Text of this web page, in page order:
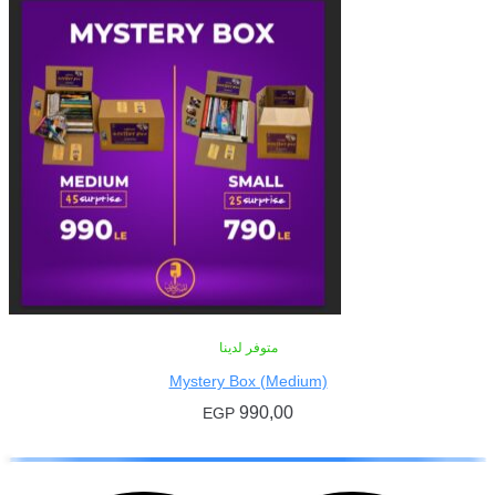
متوفر لدينا
Mystery Box (Medium)
990,00
EGP